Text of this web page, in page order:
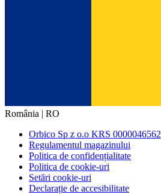
România | RO
Orbico Sp z o.o KRS 0000046562
Regulamentul magazinului
Politica de confidențialitate
Politica de cookie-uri
Setări cookie-uri
Declarație de accesibilitate